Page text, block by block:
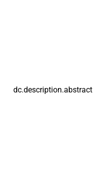
dc.description.abstract